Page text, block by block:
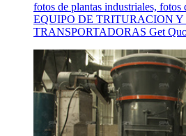
fotos de plantas industriales, fotos
EQUIPO DE TRITURACION
TRANSPORTADORAS Get